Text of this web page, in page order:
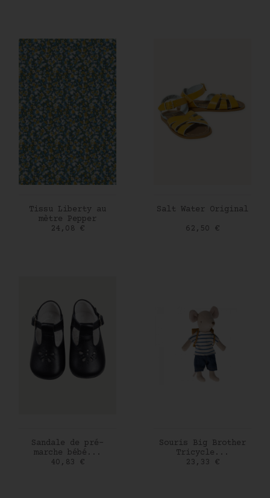
AJOUTER AU PANIER
Tissu Liberty au
mètre Pepper
Prix
24,08 €
AJOUTER AU PANIER
Salt Water Original
Prix
62,50 €
AJOUTER AU PANIER
Sandale de pré-
marche bébé...
Prix
40,83 €
AJOUTER AU PANIER
Souris Big Brother
Tricycle...
Prix
23,33 €